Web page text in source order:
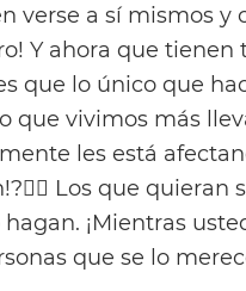
verse a sí mismos y
Y ahora que tienen
que lo único que
que vivimos más
les está
Los que
¡Mientras
que se lo